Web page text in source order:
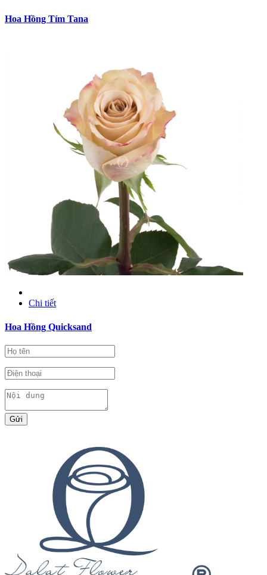
Hoa Hồng Tím Tana
Chi tiết
Hoa Hồng Quicksand
Gửi